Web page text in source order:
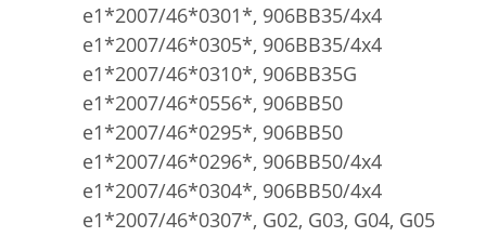
e1*2007/46*0301*, 906BB35/4x4
e1*2007/46*0305*, 906BB35/4x4
e1*2007/46*0310*, 906BB35G
e1*2007/46*0556*, 906BB50
e1*2007/46*0295*, 906BB50
e1*2007/46*0296*, 906BB50/4x4
e1*2007/46*0304*, 906BB50/4x4
e1*2007/46*0307*, G02, G03, G04, G05